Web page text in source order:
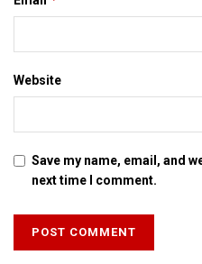
Website
Save my name, email, and
next time I comment.